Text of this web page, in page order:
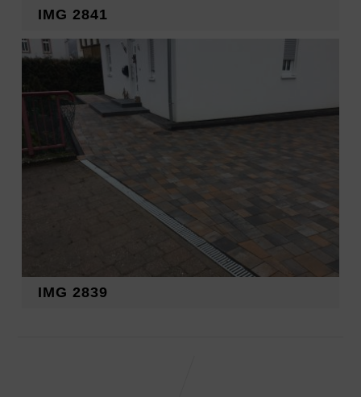
IMG 2841
IMG 2839